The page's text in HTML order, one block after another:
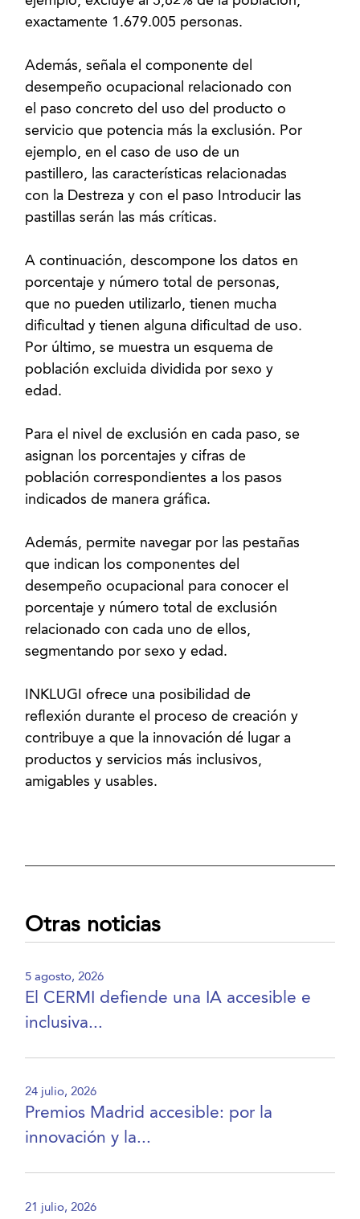
exactamente 1.679.005 personas.
Además, señala el componente del
desempeño ocupacional relacionado con
el paso concreto del uso del producto o
servicio que potencia más la exclusión. Por
ejemplo, en el caso de uso de un
pastillero, las características relacionadas
con la Destreza y con el paso Introducir las
pastillas serán las más críticas.
A continuación, descompone los datos en
porcentaje y número total de personas,
que no pueden utilizarlo, tienen mucha
dificultad y tienen alguna dificultad de uso.
Por último, se muestra un esquema de
población excluida dividida por sexo y
edad.
Para el nivel de exclusión en cada paso, se
asignan los porcentajes y cifras de
población correspondientes a los pasos
indicados de manera gráfica.
Además, permite navegar por las pestañas
que indican los componentes del
desempeño ocupacional para conocer el
porcentaje y número total de exclusión
relacionado con cada uno de ellos,
segmentando por sexo y edad.
INKLUGI ofrece una posibilidad de
reflexión durante el proceso de creación y
contribuye a que la innovación dé lugar a
productos y servicios más inclusivos,
amigables y usables.
Otras noticias
5 agosto, 2026
El CERMI defiende una IA accesible e
inclusiva...
24 julio, 2026
Premios Madrid accesible: por la
innovación y la...
21 julio, 2026